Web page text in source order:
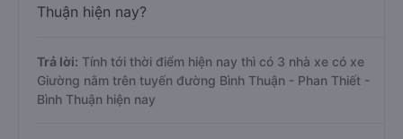
Thuận hiện nay?
Trả lời: Tính tới thời điểm hiện nay thì có 3 nhà xe có xe
Giường nằm trên tuyến đường Bình Thuận - Phan Thiết -
Bình Thuận hiện nay